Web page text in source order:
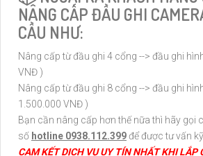
NÂNG CẤP ĐẦU GHI
CẦU NHƯ:
Nâng cấp từ đầu ghi 4 cổng --> đầu ghi
VNĐ )
Nâng cấp từ đầu ghi 8 cổng --> đầu ghi
1.500.000 VNĐ )
Bạn cần nâng cấp hơn thế nữa thì hãy gọi
số hotline 0938.112.399để được tư vấn kỹ
CAM KẾT DỊCH VỤ UY TÍN NHẤT KHI LẮP